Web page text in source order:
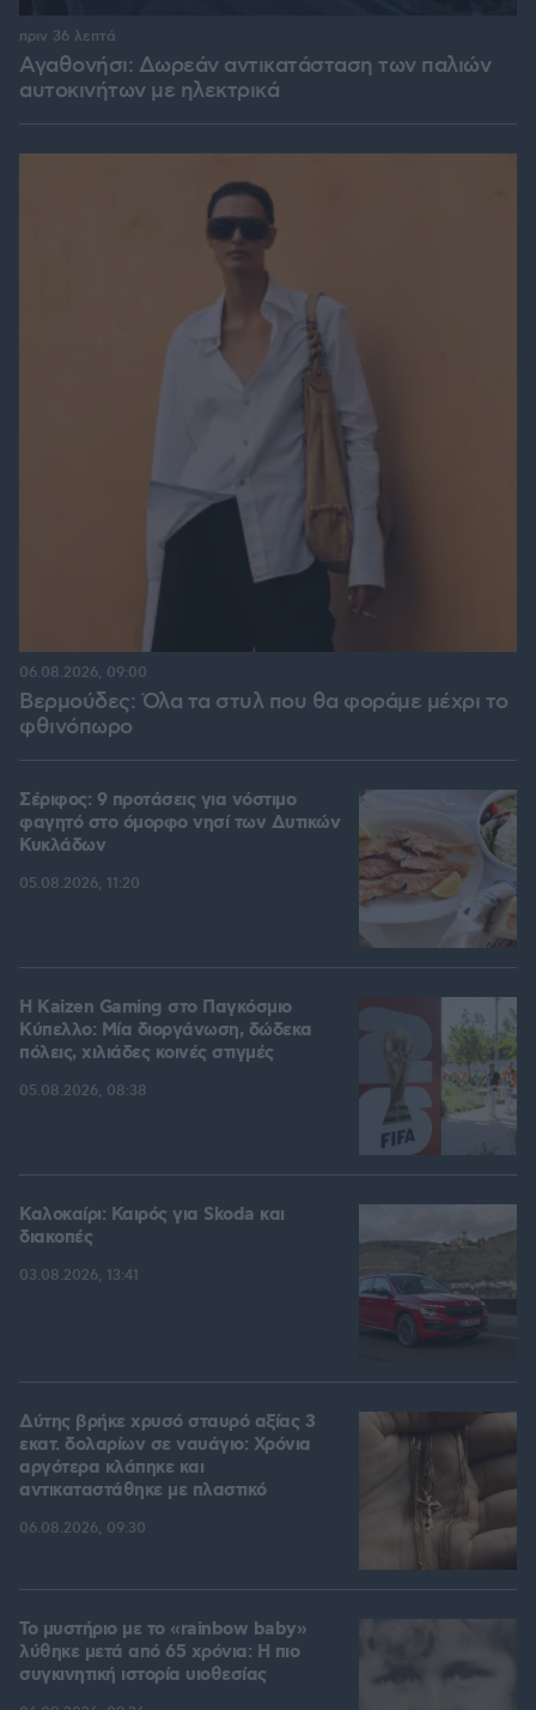
Αγαθονήσι: Δωρεάν αντικατάσταση των παλιών
αυτοκινήτων με ηλεκτρικά
πριν 36 λεπτά
Βερμούδες: Όλα τα στυλ που θα φοράμε μέχρι το
φθινόπωρο
06.08.2026, 09:00
Σέριφος: 9 προτάσεις για νόστιμο
φαγητό στο όμορφο νησί των Δυτικών
Κυκλάδων
05.08.2026, 11:20
H Kaizen Gaming στο Παγκόσμιο
Kύπελλο: Μία διοργάνωση, δώδεκα
πόλεις, χιλιάδες κοινές στιγμές
05.08.2026, 08:38
Καλοκαίρι: Καιρός για Skoda και
διακοπές
03.08.2026, 13:41
Δύτης βρήκε χρυσό σταυρό αξίας 3
εκατ. δολαρίων σε ναυάγιο: Χρόνια
αργότερα κλάπηκε και
αντικαταστάθηκε με πλαστικό
06.08.2026, 09:30
Το μυστήριο με το «rainbow baby»
λύθηκε μετά από 65 χρόνια: Η πιο
συγκινητική ιστορία υιοθεσίας